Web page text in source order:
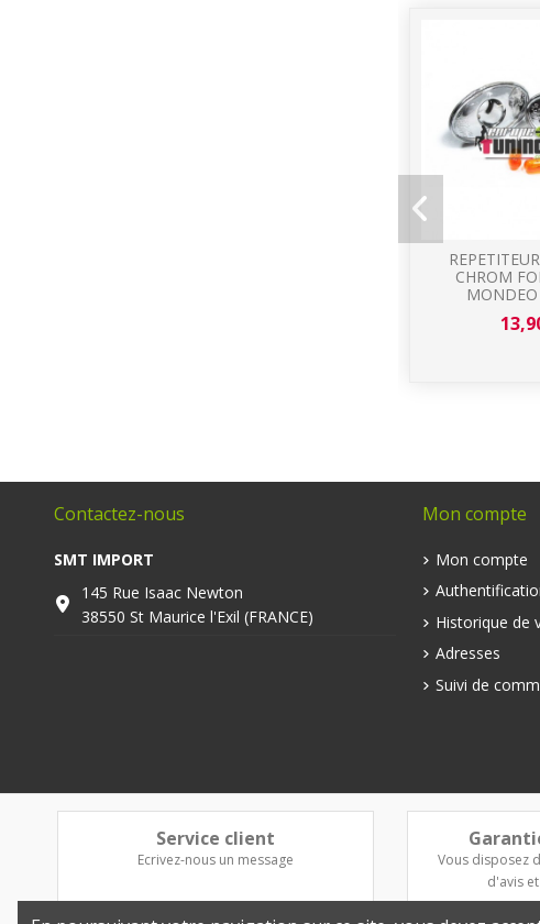
CHROM
Contactez-nous
SMT IMPORT
145 Rue Isaac Newton
38550 St Maurice l'Exil (FRANCE)
Mon compte
Mon compte
Historique de
Adresses
Suivi de
Service client
Ecrivez-nous un message
Vous disposez
d'avis